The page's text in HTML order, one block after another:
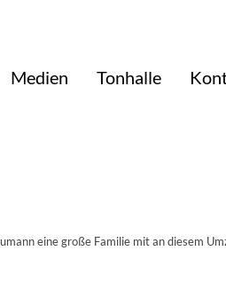
Medien Tonhalle
eine große Familie mit an diesem